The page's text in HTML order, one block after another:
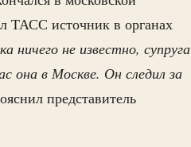
ТАСС источник в органах
ничего не известно, супруга
она в Москве. Он следил за
представитель